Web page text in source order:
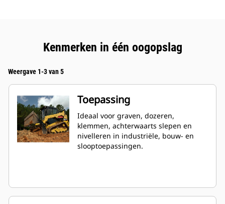
Kenmerken in één oogopslag
Weergave 1-3 van 5
Toepassing
Ideaal voor graven, dozeren,
klemmen, achterwaarts slepen en
nivelleren in industriële, bouw- en
slooptoepassingen.